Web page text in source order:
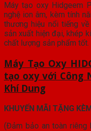
Máy tạo oxy Hidgeem
nghệ ion âm, kèm tính
thương hiệu nổi tiếng
sản xuất hiện đại, khép
chất lượng sản phẩm tốt.
Máy Tạo Oxy
tạo oxy với Công
Khí Dung
KHUYẾN MÃI TẶNG
(Đảm bảo an toàn riêng